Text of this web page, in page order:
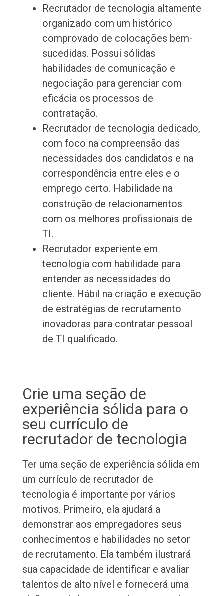
Recrutador de tecnologia altamente
organizado com um histórico
comprovado de colocações bem-
sucedidas. Possui sólidas
habilidades de comunicação e
negociação para gerenciar com
eficácia os processos de
contratação.
Recrutador de tecnologia dedicado,
com foco na compreensão das
necessidades dos candidatos e na
correspondência entre eles e o
emprego certo. Habilidade na
construção de relacionamentos
com os melhores profissionais de
TI.
Recrutador experiente em
tecnologia com habilidade para
entender as necessidades do
cliente. Hábil na criação e execução
de estratégias de recrutamento
inovadoras para contratar pessoal
de TI qualificado.
Crie uma seção de
experiência sólida para o
seu currículo de
recrutador de tecnologia
Ter uma seção de experiência sólida em
um currículo de recrutador de
tecnologia é importante por vários
motivos. Primeiro, ela ajudará a
demonstrar aos empregadores seus
conhecimentos e habilidades no setor
de recrutamento. Ela também ilustrará
sua capacidade de identificar e avaliar
talentos de alto nível e fornecerá uma